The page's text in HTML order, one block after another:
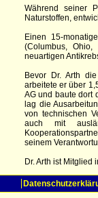
Während seiner
Naturstoffen,
Einen 15-
(Columbus,
neuartigen
Bevor Dr. Arth
arbeitete er über
AG und baute dort
lag die
von technischen
auch mit
seinem
Dr. Arth ist Mitglied